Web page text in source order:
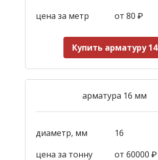
цена за метр
от 80 ₽
Купить арматуру 14
арматура 16 мм
диаметр, мм
16
цена за тонну
от 60000 ₽